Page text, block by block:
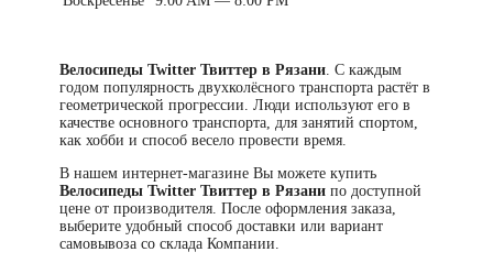
Велосипеды Twitter Твиттер в Рязани. С каждым
годом популярность двухколёсного транспорта растёт в
геометрической прогрессии. Люди используют его в
качестве основного транспорта, для занятий спортом,
как хобби и способ весело провести время.
В нашем интернет-магазине Вы можете купить
Велосипеды Twitter Твиттер в Рязани по доступной
цене от производителя. После оформления заказа,
выберите удобный способ доставки или вариант
самовывоза со склада Компании.